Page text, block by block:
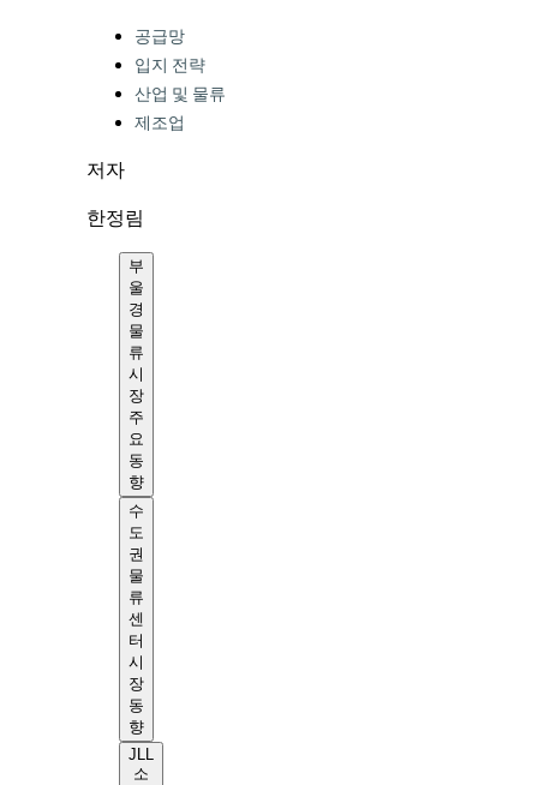
Categories:
공급망
입지 전략
산업 및 물류
제조업
저자
한정림
부
울
경
물
류
시
장
주
요
동
향
수
도
권
물
류
센
터
시
장
동
향
JLL
소